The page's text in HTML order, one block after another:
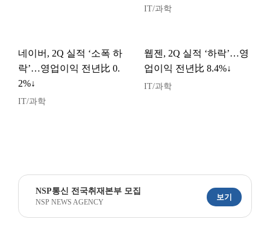
IT/과학
네이버, 2Q 실적 ‘소폭 하
락’…영업이익 전년比 0.
2%↓
IT/과학
웹젠, 2Q 실적 ‘하락’…영
업이익 전년比 8.4%↓
IT/과학
NSP통신 전국취재본부 모집
NSP NEWS AGENCY
보기